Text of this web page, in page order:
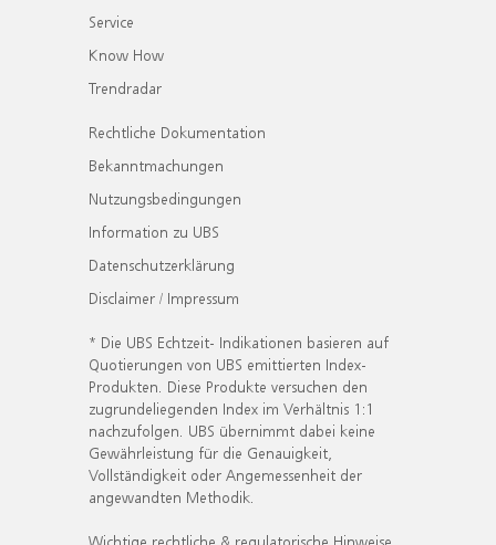
Service
Know How
Trendradar
Rechtliche Dokumentation
Bekanntmachungen
Nutzungsbedingungen
Information zu UBS
Datenschutzerklärung
Disclaimer / Impressum
* Die UBS Echtzeit- Indikationen basieren auf
Quotierungen von UBS emittierten Index-
Produkten. Diese Produkte versuchen den
zugrundeliegenden Index im Verhältnis 1:1
nachzufolgen. UBS übernimmt dabei keine
Gewährleistung für die Genauigkeit,
Vollständigkeit oder Angemessenheit der
angewandten Methodik.